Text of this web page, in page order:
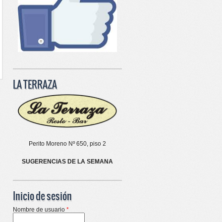
LA TERRAZA
Perito Moreno Nº 650, piso 2
SUGERENCIAS DE LA SEMANA
Inicio de sesión
Nombre de usuario *